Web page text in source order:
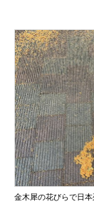
金木犀の花びらで日